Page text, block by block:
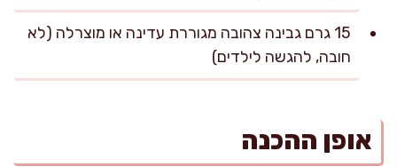
15 גרם גבינה צהובה מגוררת עדינה או מוצרלה (לא
חובה, להגשה לילדים)
אופן ההכנה